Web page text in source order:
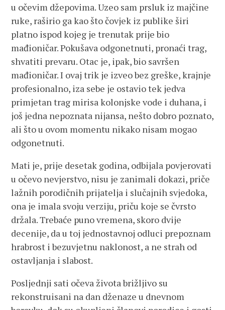
u očevim džepovima. Uzeo sam prsluk iz majčine
ruke, raširio ga kao što čovjek iz publike širi
platno ispod kojeg je trenutak prije bio
mađioničar. Pokušava odgonetnuti, pronaći trag,
shvatiti prevaru. Otac je, ipak, bio savršen
mađioničar. I ovaj trik je izveo bez greške, krajnje
profesionalno, iza sebe je ostavio tek jedva
primjetan trag mirisa kolonjske vode i duhana, i
još jedna nepoznata nijansa, nešto dobro poznato,
ali što u ovom momentu nikako nisam mogao
odgonetnuti.
Mati je, prije desetak godina, odbijala povjerovati
u očevo nevjerstvo, nisu je zanimali dokazi, priče
lažnih porodičnih prijatelja i slučajnih svjedoka,
ona je imala svoju verziju, priču koje se čvrsto
držala. Trebaće puno vremena, skoro dvije
decenije, da u toj jednostavnoj odluci prepoznam
hrabrost i bezuvjetnu naklonost, a ne strah od
ostavljanja i slabost.
Posljednji sati očeva života brižljivo su
rekonstruisani na dan dženaze u dnevnom